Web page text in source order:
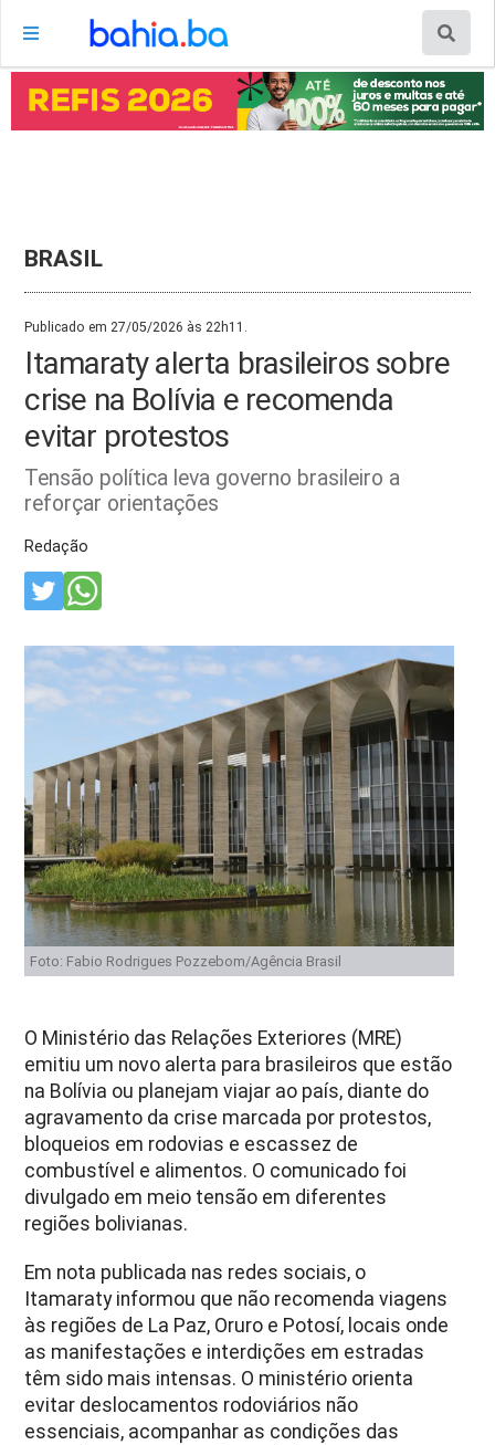
BRASIL
Publicado em 27/05/2026 às 22h11.
Itamaraty alerta brasileiros sobre
crise na Bolívia e recomenda
evitar protestos
Tensão política leva governo brasileiro a
reforçar orientações
Redação
Foto: Fabio Rodrigues Pozzebom/Agência Brasil
O Ministério das Relações Exteriores (MRE)
emitiu um novo alerta para brasileiros que estão
na Bolívia ou planejam viajar ao país, diante do
agravamento da crise marcada por protestos,
bloqueios em rodovias e escassez de
combustível e alimentos. O comunicado foi
divulgado em meio tensão em diferentes
regiões bolivianas.
Em nota publicada nas redes sociais, o
Itamaraty informou que não recomenda viagens
às regiões de La Paz, Oruro e Potosí, locais onde
as manifestações e interdições em estradas
têm sido mais intensas. O ministério orienta
evitar deslocamentos rodoviários não
essenciais, acompanhar as condições das